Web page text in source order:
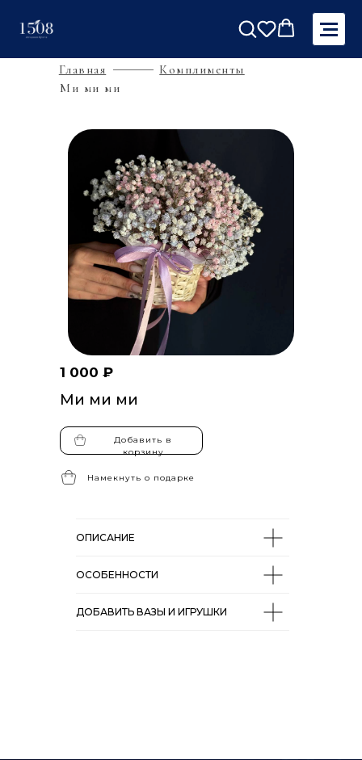
Главная
Ми ми ми
Комплименты
1 000 ₽
Ми ми ми
ОПИСАНИЕ
ОСОБЕННОСТИ
ДОБАВИТЬ ВАЗЫ И ИГРУШКИ
Намекнуть о подарке
Добавить в
корзину